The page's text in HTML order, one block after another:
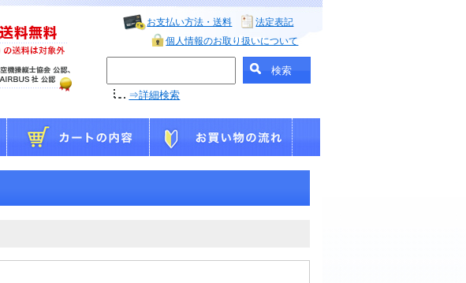
お支払い方法・送料
法定表記
個人情報のお取り扱いについて
⇒詳細検索